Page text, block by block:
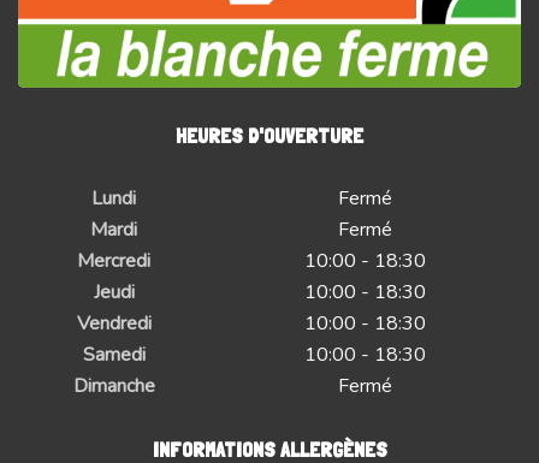
HEURES D'OUVERTURE
Lundi
Fermé
Mardi
Fermé
Mercredi
10:00 - 18:30
Jeudi
10:00 - 18:30
Vendredi
10:00 - 18:30
Samedi
10:00 - 18:30
Dimanche
Fermé
INFORMATIONS ALLERGÈNES